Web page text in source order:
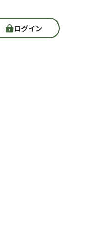
ログイン